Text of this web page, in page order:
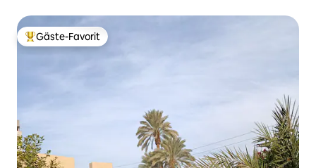
Beliebter Gäste-Favorit.
Gäste-Favorit